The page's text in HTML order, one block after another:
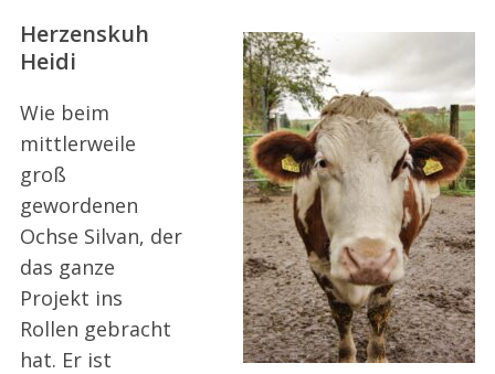
Herzenskuh
Heidi
Wie beim
mittlerweile
groß
gewordenen
Ochse Silvan, der
das ganze
Projekt ins
Rollen gebracht
hat. Er ist